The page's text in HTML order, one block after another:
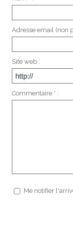
Adresse email (non
Site web :
Commentaire * :
Me notifier